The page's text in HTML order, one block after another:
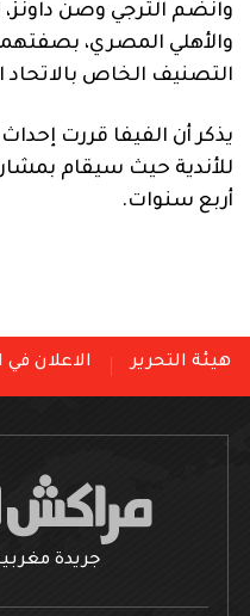
وانضم الترجي وصن داونز،
والأهلي المصري، بصفتهما
التصنيف الخاص بالاتحاد
يذكر أن الفيفا قررت
أربع سنوات.
هيئة التحرير الاعلان في
جريدة